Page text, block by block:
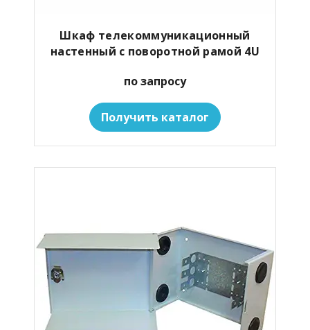
Шкаф телекоммуникационный
настенный с поворотной рамой 4U
по запросу
Получить каталог